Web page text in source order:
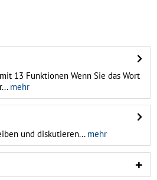
13 Funktionen Wenn Sie das Wort
mehr
und diskutieren...mehr